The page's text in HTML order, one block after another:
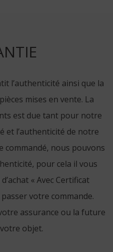
l’authenticité ainsi que la
mises en vente. La
est due tant pour notre
et l’authenticité de notre
commandé, nous pouvons
pour cela il vous
« Avec Certificat
votre commande.
assurance ou la future
objet.